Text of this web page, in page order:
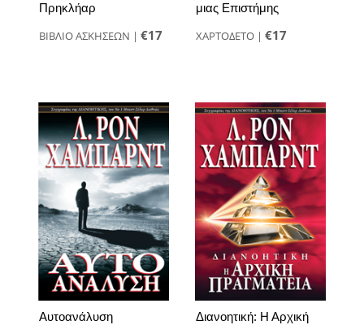
Πρηκλήαρ
ΒΙΒΛΙΟ ΑΣΚΗΣΕΩΝ | €17
μιας Επιστήμης
ΧΑΡΤΟΔΕΤΟ| €17
Αυτοανάλυση
Διανοητική: Η Αρχική